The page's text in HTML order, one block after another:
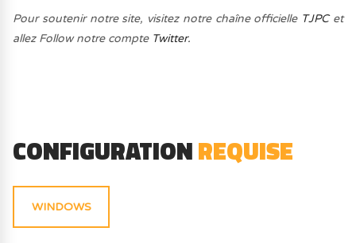
Pour soutenir notre site, visitez notre chaîne officielle TJPCet
allez Follow notre compte Twitter.
CONFIGURATIONREQUISE
WINDOWS